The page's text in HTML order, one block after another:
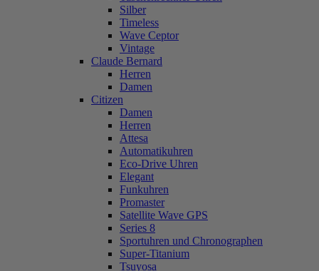
Silber
Timeless
Wave Ceptor
Vintage
Claude Bernard
Herren
Damen
Citizen
Damen
Herren
Attesa
Automatikuhren
Eco-Drive Uhren
Elegant
Funkuhren
Promaster
Satellite Wave GPS
Series 8
Sportuhren und Chronographen
Super-Titanium
Tsuyosa